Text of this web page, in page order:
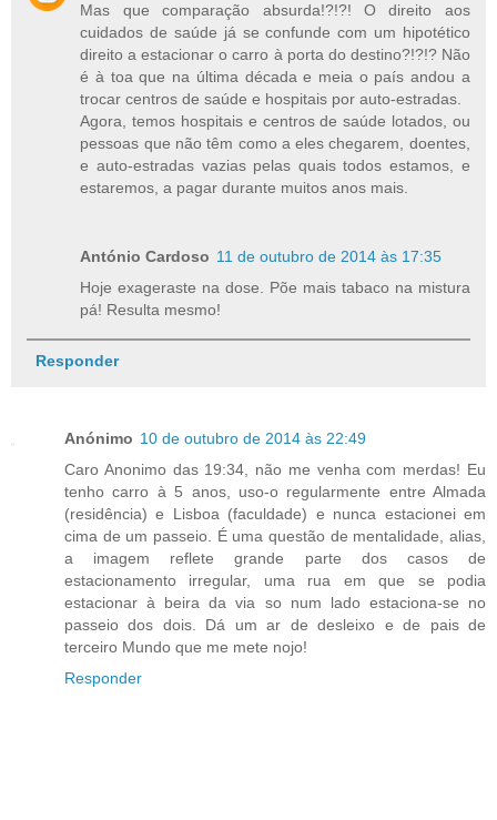
Mas que comparação absurda!?!?! O direito aos
cuidados de saúde já se confunde com um hipotético
direito a estacionar o carro à porta do destino?!?!? Não
é à toa que na última década e meia o país andou a
trocar centros de saúde e hospitais por auto-estradas.
Agora, temos hospitais e centros de saúde lotados, ou
pessoas que não têm como a eles chegarem, doentes,
e auto-estradas vazias pelas quais todos estamos, e
estaremos, a pagar durante muitos anos mais.
António Cardoso 11 de outubro de 2014 às 17:35
Hoje exageraste na dose. Põe mais tabaco na mistura
pá! Resulta mesmo!
Responder
Anónimo 10 de outubro de 2014 às 22:49
Caro Anonimo das 19:34, não me venha com merdas! Eu
tenho carro à 5 anos, uso-o regularmente entre Almada
(residência) e Lisboa (faculdade) e nunca estacionei em
cima de um passeio. É uma questão de mentalidade, alias,
a imagem reflete grande parte dos casos de
estacionamento irregular, uma rua em que se podia
estacionar à beira da via so num lado estaciona-se no
passeio dos dois. Dá um ar de desleixo e de pais de
terceiro Mundo que me mete nojo!
Responder